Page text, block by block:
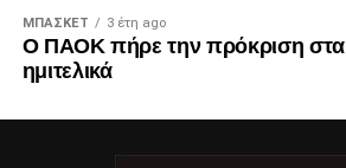
ΜΠΆΣΚΕΤ 3 έτη ago
Ο ΠΑΟΚ πήρε την πρόκριση στα
ημιτελικά